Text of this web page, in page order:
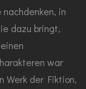
in
dazu bringt,
war
Werk der Fiktion,